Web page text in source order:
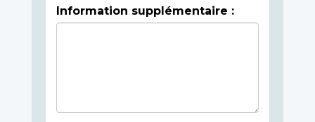
Information supplémentaire :